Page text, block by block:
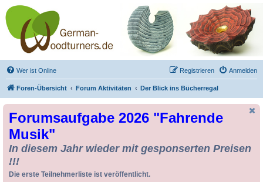
Drechseln und
Kunsthandwerk -
German-Woodturners
*Forum Sauerland*
Der Treffpunkt für Drechsler und Freunde des Kunsthandwerks
Wer ist Online Anmelden
Registrieren
Foren-Übersicht Forum Aktivitäten Der Blick ins Bücherregal
Forumsaufgabe 2026 "Fahrende
Musik"
In diesem Jahr wieder mit gesponserten Preisen
!!!
Die erste Teilnehmerliste ist veröffentlicht.